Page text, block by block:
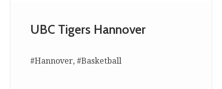
UBC Tigers Hannover
#Hannover, #Basketball